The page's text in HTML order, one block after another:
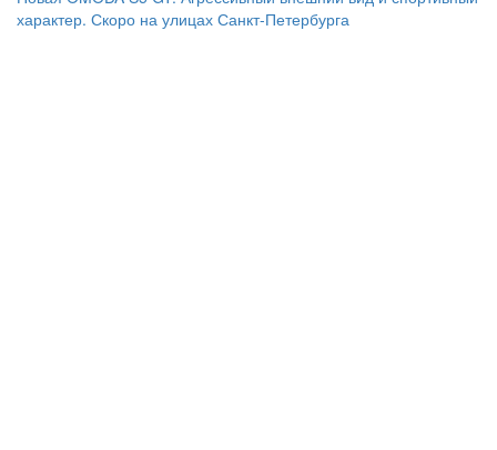
характер. Скоро на улицах Санкт-Петербурга